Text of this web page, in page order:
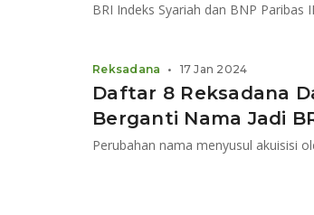
Daftar 8 Reksadana
Berganti Nama Jadi
Reksadana • 17 Jan 2024